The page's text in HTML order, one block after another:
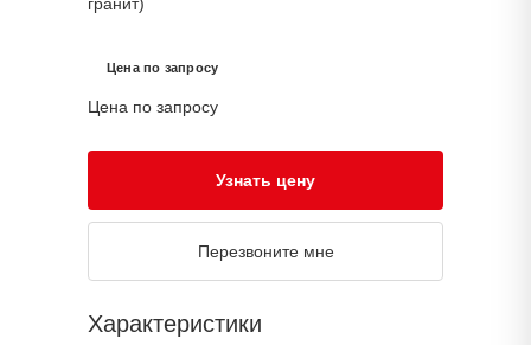
Цена по запросу
Цена по запросу
Узнать цену
Перезвоните мне
Характеристики